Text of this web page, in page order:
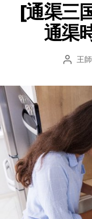
[通渠三
通渠
文 王